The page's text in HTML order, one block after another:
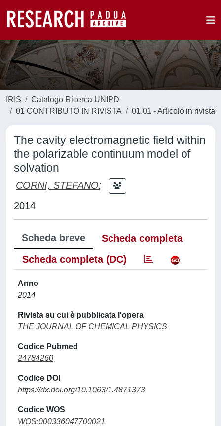
IRIS
Catalogo Ricerca UNIPD
01 CONTRIBUTO IN RIVISTA
01.01 - Articolo in rivista
The cavity electromagnetic field within
the polarizable continuum model of
solvation
CORNI, STEFANO;
2014
Scheda breve
Scheda completa
Scheda completa (DC)
Anno
2014
Rivista su cui è pubblicata l'opera
THE JOURNAL OF CHEMICAL PHYSICS
Codice Pubmed
24784260
Codice DOI
https://dx.doi.org/10.1063/1.4871373
Codice WOS
WOS:000336047700021